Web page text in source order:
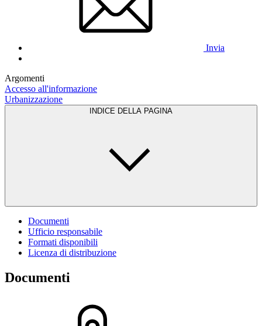
Invia
Argomenti
Accesso all'informazione
Urbanizzazione
INDICE DELLA PAGINA
Documenti
Ufficio responsabile
Formati disponibili
Licenza di distribuzione
Documenti